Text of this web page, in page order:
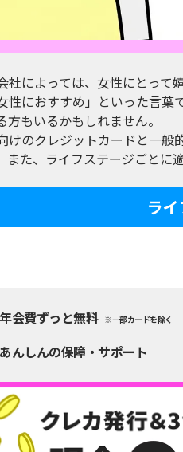
社によっては、女性にとっ
性におすすめ」といった言
方もいるかもしれません。
けのクレジットカードと一
また、ライフステージごとに
ラ
年会費ずっと無料 ※一部カードを除く
あんしんの保障・サポート